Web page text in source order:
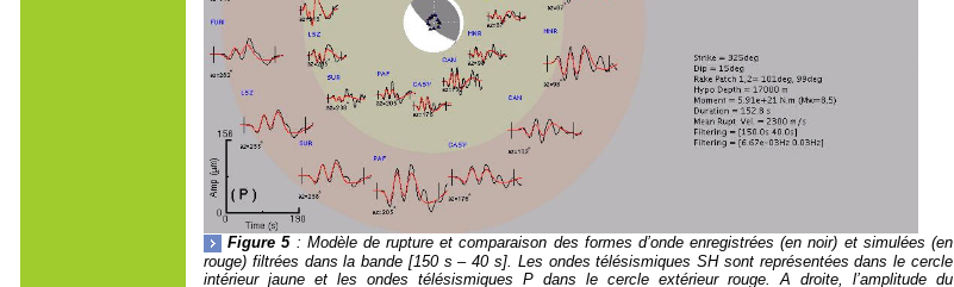
Figure 5: Modèle de rupture et comparaison des formes d’onde enregistrées (en noir) et simulées (en
rouge) filtrées dans la bande [150 s – 40 s]. Les ondes télésismiques SH sont représentées dans le cercle
intérieur jaune et les ondes télésismiques P dans le cercle extérieur rouge. A droite, l’amplitude du